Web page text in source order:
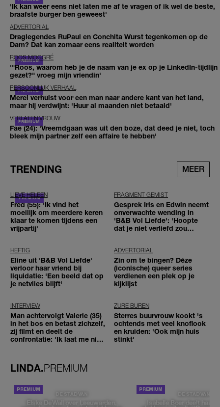
'Ik kan weer eens niet laten me af te vragen of ik wel de beste,
braafste burger ben geweest'
ADVERTORIAL
Draglegendes RuPaul en Conchita Wurst tegenkomen op de
Dam? Dat kan zomaar eens realiteit worden
ROOS MOGGRÉ
'"Roos, waarom heb je de naam van je ex op je LinkedIn-tijdlijn
gezet?" vroeg mijn vriendin'
PERSOONLIJK VERHAAL
Merel verhuist voor een man naar andere kant van het land,
maar hij verdwijnt: 'Huur al maanden niet betaald'
VERLATEN VROUW
Fae (24): 'Vreemdgaan was uit den boze, dat deed je niet, toch
bleek mijn partner zelf een affaire te hebben'
TRENDING MEER
LIEVE HELEEN
Fred (55): 'Ik vind het
moeilijk om meerdere keren
klaar te komen tijdens een
vrijpartij'
FRAGMENT GEMIST
Gesprek Iris en Edwin neemt
onverwachte wending in
'B&B Vol Liefde': 'Hoopte
dat je niet verliefd zou
HEFTIG
Eline uit 'B&B Vol Liefde'
verloor haar vriend bij
liquidatie: 'Een beeld dat op
je netvlies blijft'
ADVERTORIAL
Zin om te bingen? Déze
(iconische) queer series
verdienen een plek op je
kijklijst
INTERVIEW
Man achtervolgt Valerie (35)
in het bos en betast zichzelf,
zij filmt en deelt de
confrontatie: 'Ik laat me niet
ZURE BUREN
Sterres buurvrouw kookt 's
ochtends met veel knoflook
en kruiden: 'Ook mijn huis
stinkt'
LINDA.PREMIUM
DE STAD VAN
Elske DeWall over Leeuwarden,
DE STAD VAN
Isabelle Boer deelt haar